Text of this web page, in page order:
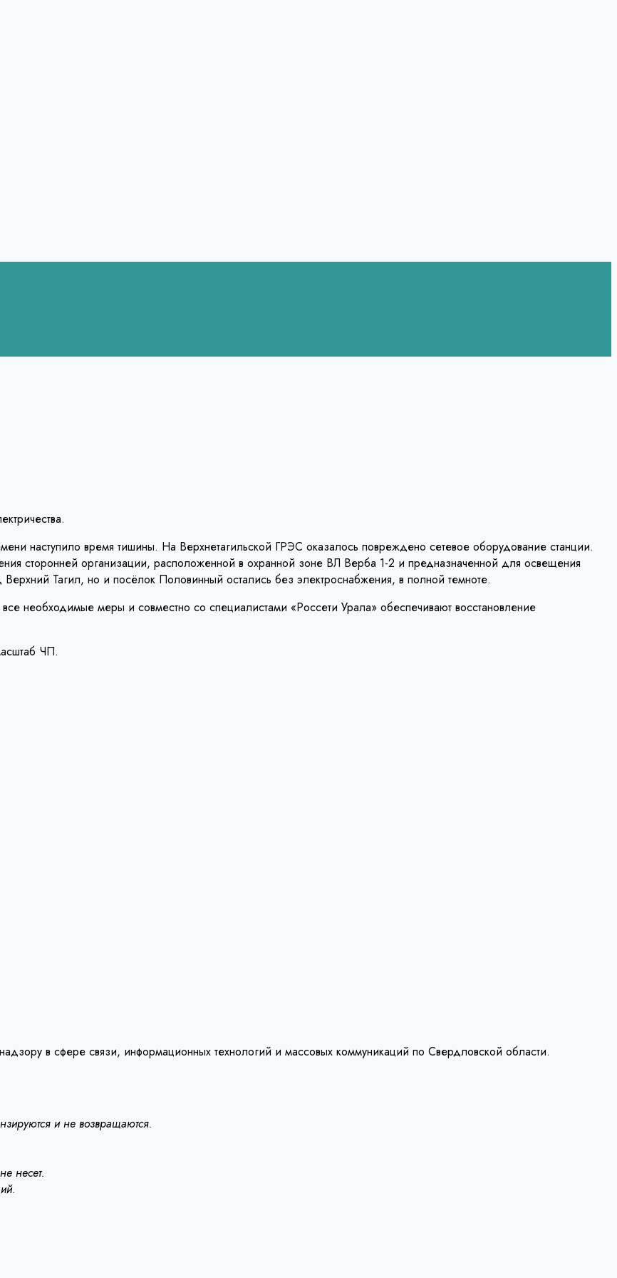
наступило время тишины. На Верхнетагильской ГРЭС оказалось повреждено сетевое оборудование станции.
сторонней организации, расположенной в охранной зоне ВЛ Верба 1-2 и предназначенной для освещения
Тагил, но и посёлок Половинный остались без электроснабжения, в полной темноте.
необходимые меры и совместно со специалистами «Россети Урала» обеспечивают восстановление
ЧП.
в сфере связи, информационных технологий и массовых коммуникаций по Свердловской области.
и не возвращаются.
несет.